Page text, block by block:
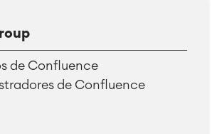
de Confluence
de Confluence